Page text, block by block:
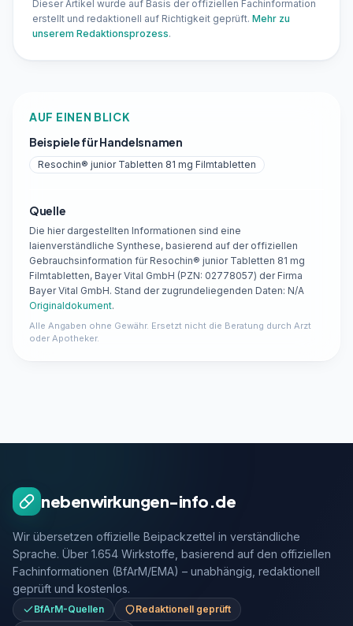
Dieser Artikel wurde auf Basis der offiziellen Fachinformation
erstellt und redaktionell auf Richtigkeit geprüft. Mehr zu
unserem Redaktionsprozess.
AUF EINEN BLICK
Beispiele für Handelsnamen
Resochin® junior Tabletten 81 mg Filmtabletten
Quelle
Die hier dargestellten Informationen sind eine
laienverständliche Synthese, basierend auf der offiziellen
Gebrauchsinformation für Resochin® junior Tabletten 81 mg
Filmtabletten, Bayer Vital GmbH (PZN: 02778057) der Firma
Bayer Vital GmbH. Stand der zugrundeliegenden Daten: N/A
Originaldokument.
Alle Angaben ohne Gewähr. Ersetzt nicht die Beratung durch Arzt
oder Apotheker.
nebenwirkungen-info.de
Wir übersetzen offizielle Beipackzettel in verständliche
Sprache. Über 1.654 Wirkstoffe, basierend auf den offiziellen
Fachinformationen (BfArM/EMA) – unabhängig, redaktionell
geprüft und kostenlos.
BfArM-Quellen
Redaktionell geprüft